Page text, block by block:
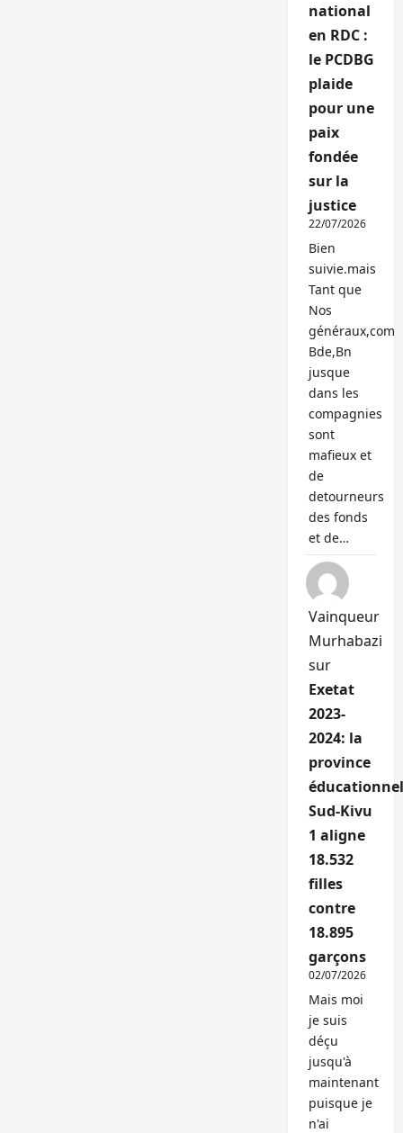
national
en RDC :
le PCDBG
plaide
pour une
paix
fondée
sur la
justice
22/07/2026
Bien
suivie.mais
Tant que
Nos
généraux,com
Bde,Bn
jusque
dans les
compagnies
sont
mafieux et
de
detourneurs
des fonds
et de…
Vainqueur
Murhabazi
sur
Exetat
2023-
2024: la
province
Sud-Kivu
1 aligne
18.532
filles
contre
18.895
garçons
02/07/2026
Mais moi
je suis
déçu
jusqu'à
maintenant
puisque je
n'ai